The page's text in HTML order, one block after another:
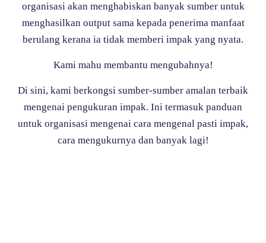
organisasi akan menghabiskan banyak sumber untuk
menghasilkan output sama kepada penerima manfaat
berulang kerana ia tidak memberi impak yang nyata.
Kami mahu membantu mengubahnya!
Di sini, kami berkongsi sumber-sumber amalan terbaik
mengenai pengukuran impak. Ini termasuk panduan
untuk organisasi mengenai cara mengenal pasti impak,
cara mengukurnya dan banyak lagi!